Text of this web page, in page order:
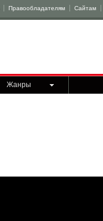
Правообладателям Сайтам
Жанры